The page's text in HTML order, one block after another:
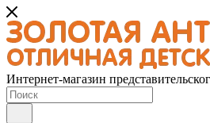
Интернет-магазин